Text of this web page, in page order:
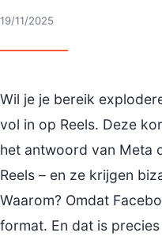
19/11/2025
Wil je je bereik
vol in op Reels. Deze
het antwoord van Meta
Reels – en ze krijgen
Waarom? Omdat
format. En dat is